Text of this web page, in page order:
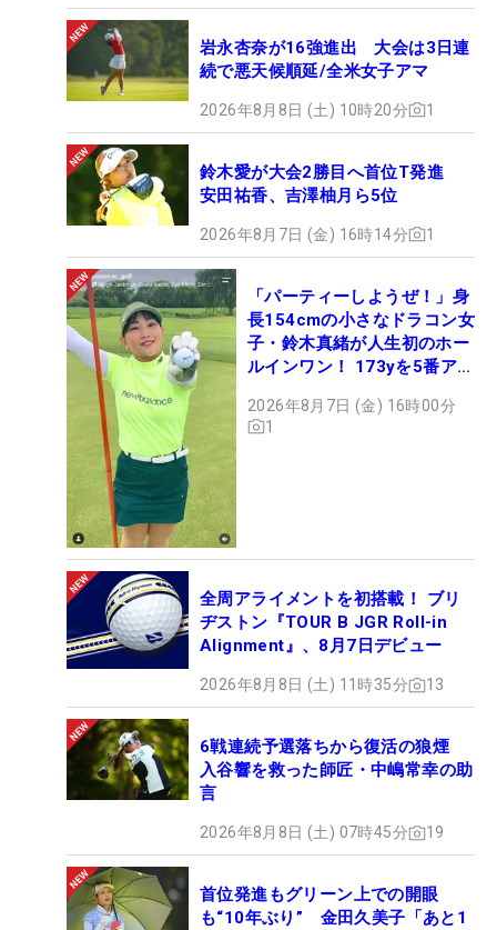
岩永杏奈が16強進出 大会は3日連
続で悪天候順延/全米女子アマ
2026年8月8日 (土) 10時20分 1
鈴木愛が大会2勝目へ首位T発進
安田祐香、吉澤柚月ら5位
2026年8月7日 (金) 16時14分 1
「パーティーしようぜ！」身
長154cmの小さなドラコン女
子・鈴木真緒が人生初のホー
ルインワン！ 173yを5番アイ
2026年8月7日 (金) 16時00分
1
全周アライメントを初搭載！ ブリ
ヂストン『TOUR B JGR Roll-in
Alignment』、8月7日デビュー
2026年8月8日 (土) 11時35分 13
6戦連続予選落ちから復活の狼煙
入谷響を救った師匠・中嶋常幸の助
言
2026年8月8日 (土) 07時45分 19
首位発進もグリーン上での開眼
も“10年ぶり” 金田久美子「あと1